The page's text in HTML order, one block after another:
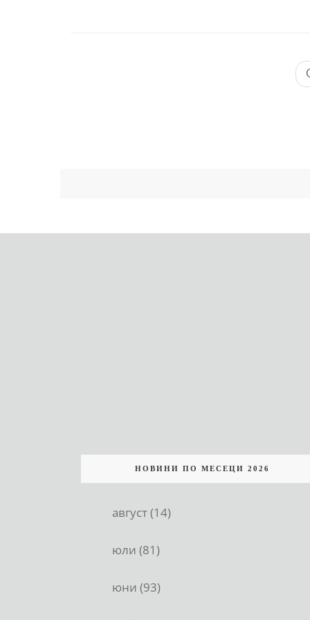
НОВИНИ ПО МЕСЕЦИ 2026
август (14)
юли (81)
юни (93)